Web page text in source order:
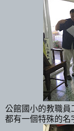
公館國小的教職員
都有一個特殊的名